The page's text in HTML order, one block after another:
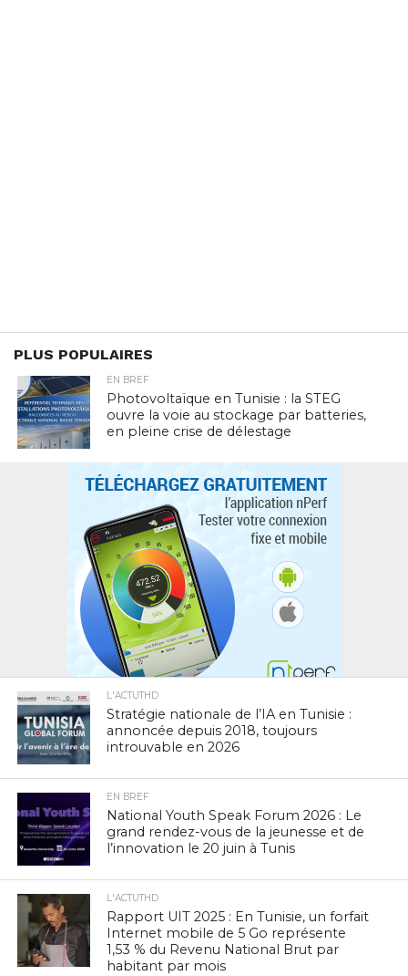
PLUS POPULAIRES
EN BREF
Photovoltaïque en Tunisie : la STEG
ouvre la voie au stockage par batteries,
en pleine crise de délestage
L'ACTUTHD
Stratégie nationale de l’IA en Tunisie :
annoncée depuis 2018, toujours
introuvable en 2026
EN BREF
National Youth Speak Forum 2026 : Le
grand rendez-vous de la jeunesse et de
l’innovation le 20 juin à Tunis
L'ACTUTHD
Rapport UIT 2025 : En Tunisie, un forfait
Internet mobile de 5 Go représente
1,53 % du Revenu National Brut par
habitant par mois